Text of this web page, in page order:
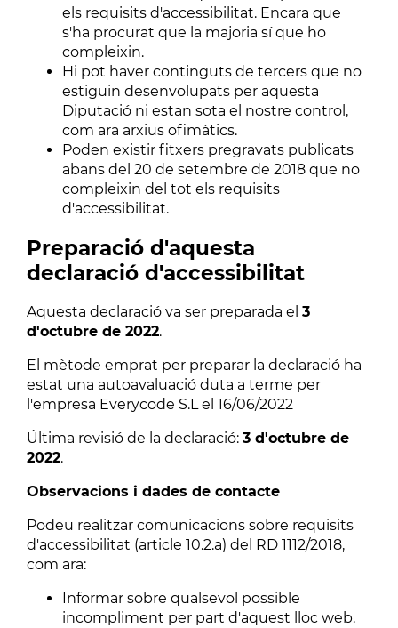
els requisits d'accessibilitat. Encara que
s'ha procurat que la majoria sí que ho
compleixin.
Hi pot haver continguts de tercers que no
estiguin desenvolupats per aquesta
Diputació ni estan sota el nostre control,
com ara arxius ofimàtics.
Poden existir fitxers pregravats publicats
abans del 20 de setembre de 2018 que no
compleixin del tot els requisits
d'accessibilitat.
Preparació d'aquesta
declaració d'accessibilitat
Aquesta declaració va ser preparada el 3
d'octubre de 2022.
El mètode emprat per preparar la declaració ha
estat una autoavaluació duta a terme per
l'empresa Everycode S.L el 16/06/2022
Última revisió de la declaració: 3 d'octubre de
2022.
Observacions i dades de contacte
Podeu realitzar comunicacions sobre requisits
d'accessibilitat (article 10.2.a) del RD 1112/2018,
com ara:
Informar sobre qualsevol possible
incompliment per part d'aquest lloc web.